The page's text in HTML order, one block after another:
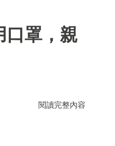
口罩，親
閱讀完整內容